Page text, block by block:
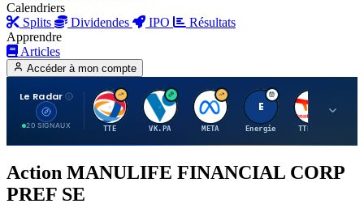
Calendriers
Splits
Dividendes IPO
Résultats
Apprendre
Articles
Accéder à mon compte
Le Radar
20 SIGNAUX
T
TTE
V
VK.PA
M
META
E
Energie
T
TTE.PA
Action MANULIFE FINANCIAL CORP
PREF SE